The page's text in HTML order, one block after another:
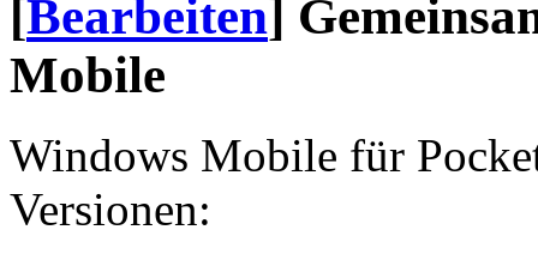
[Bearbeiten]
Mobile
Windows Mobile für
Versionen: